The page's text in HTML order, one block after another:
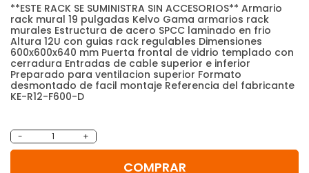
**ESTE RACK SE SUMINISTRA SIN ACCESORIOS** Armario
rack mural 19 pulgadas Kelvo Gama armarios rack
murales Estructura de acero SPCC laminado en frio
Altura 12U con guias rack regulables Dimensiones
600x600x640 mm Puerta frontal de vidrio templado con
cerradura Entradas de cable superior e inferior
Preparado para ventilacion superior Formato
desmontado de facil montaje Referencia del fabricante
KE-R12-F600-D
- +
COMPRAR